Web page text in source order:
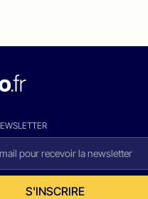
S'INSCRIRE